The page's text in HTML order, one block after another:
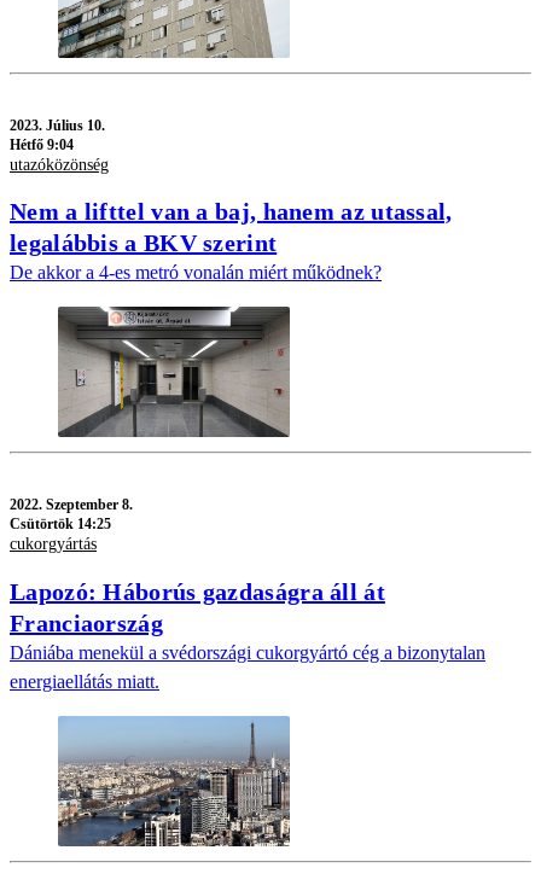
2023. Július 10.
Hétfő 9:04
utazóközönség
Nem a lifttel van a baj, hanem az utassal,
legalábbis a BKV szerint
De akkor a 4-es metró vonalán miért működnek?
2022. Szeptember 8.
Csütörtök 14:25
cukorgyártás
Lapozó: Háborús gazdaságra áll át
Franciaország
Dániába menekül a svédországi cukorgyártó cég a bizonytalan
energiaellátás miatt.